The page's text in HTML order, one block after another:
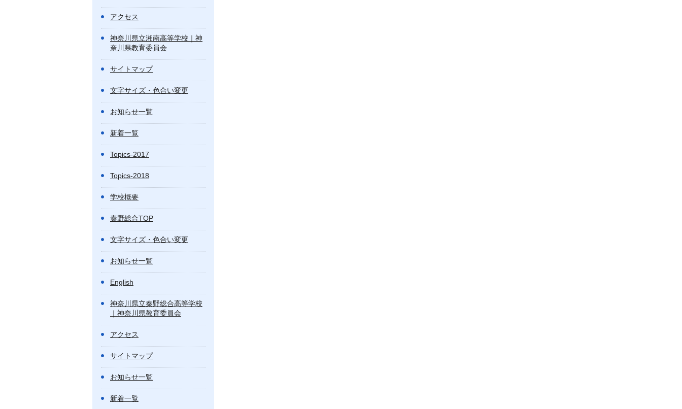
アクセス
神奈川県立湘南高等学校｜神
奈川県教育委員会
サイトマップ
文字サイズ・色合い変更
お知らせ一覧
新着一覧
Topics-2017
Topics-2018
学校概要
秦野総合TOP
文字サイズ・色合い変更
お知らせ一覧
English
神奈川県立秦野総合高等学校
｜神奈川県教育委員会
アクセス
サイトマップ
お知らせ一覧
新着一覧